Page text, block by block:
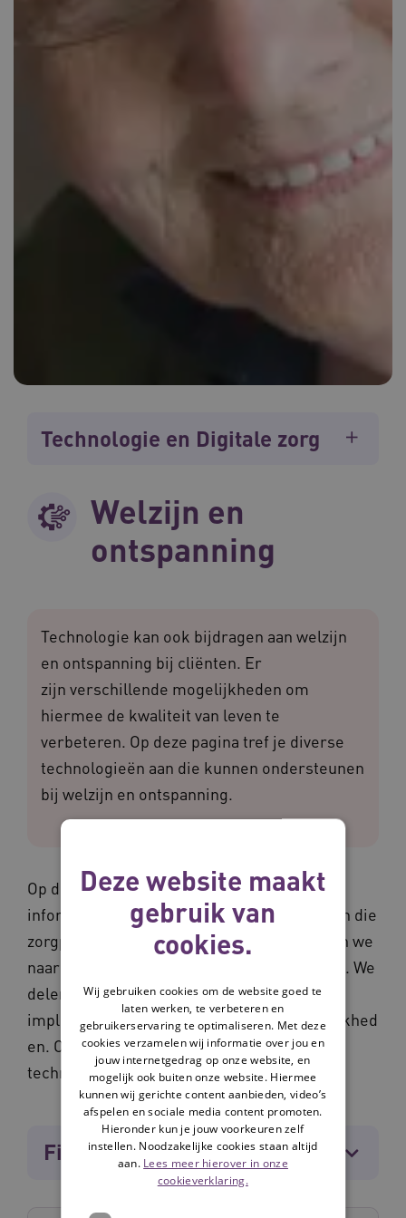
Technologie en Digitale zorg
Welzijn en
ontspanning
Technologie kan ook bijdragen aan welzijn
en ontspanning bij cliënten. Er
zijn verschillende mogelijkheden om
hiermee de kwaliteit van leven te
verbeteren. Op deze pagina tref je diverse
technologieën aan die kunnen ondersteunen
bij welzijn en ontspanning.
Op deze pagina vind je onafhankelijke
informatie over verschillende technologieën die
zorgprocessen ondersteunen. Hierbij kijken we
naar de kosten, de voordelen en de effecten. We
delen onderzoeken, praktijkverhalen,
implementatietips en, financieringsmogelijkhed
en. Ook delen we in welke situaties de
technologie waardevol kan zijn.
Filters [4]
Deze website maakt
gebruik van
cookies.
Wij gebruiken cookies om de website goed te
laten werken, te verbeteren en
gebruikerservaring te optimaliseren. Met deze
cookies verzamelen wij informatie over jou en
jouw internetgedrag op onze website, en
mogelijk ook buiten onze website. Hiermee
kunnen wij gerichte content aanbieden, video’s
afspelen en sociale media content promoten.
Hieronder kun je jouw voorkeuren zelf
instellen. Noodzakelijke cookies staan altijd
aan. Lees meer hierover in onze
cookieverklaring.